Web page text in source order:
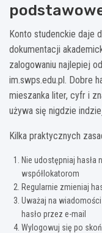
Konto studenckie daje
dokumentacji
zalogowaniu najlepiej
im.swps.edu.pl. Dobre
mieszanka liter, cyfr i
używa się nigdzie
Kilka praktycznych
Nie udostępniaj
współlokatorom
Regularnie zmieniaj
Uważaj na
hasło przez e-mail
Wylogowuj się po